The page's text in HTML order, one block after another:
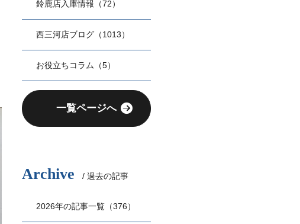
鈴鹿店入庫情報（72）
西三河店ブログ（1013）
お役立ちコラム（5）
一覧ページへ
Archive / 過去の記事
2026年の記事一覧（376）